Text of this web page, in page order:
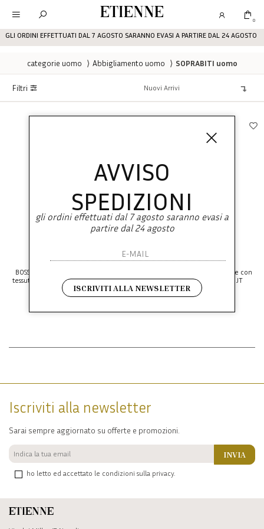
GLI ORDINI EFFETTUATI DAL 7 AGOSTO SARANNO EVASI A PARTIRE DAL 24 AGOSTO
Etienne 0
categorie uomo ⟩ Abbigliamento uomo ⟩ SOPRABITI uomo
Filtri
BOSS
BOSS giubbotto idrorepellente in
tessuto 4-way stretch OW_GOC Chip
€ 299.00
-39.8%
BOSS
BOSS giubbotto idrorepellente con
doppia bordatura OW_Join JT
€ 329.00-39.8%
Etienne
Iscriviti alla newsletter
Sarai sempre aggiornato su offerte e promozioni.
ho letto ed accettato le condizioni sulla privacy.
INVIA
AVVISO
SPEDIZIONI
gli ordini effettuati dal 7 agosto saranno evasi a
partire dal 24 agosto
ISCRIVITI ALLA NEWSLETTER